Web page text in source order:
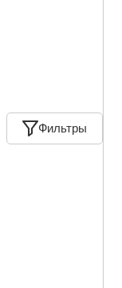
Фильтры